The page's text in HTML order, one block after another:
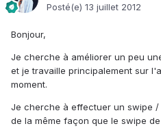
Posté(e) 13 juillet 2012
Bonjour,
Je cherche à améliorer un peu
et je travaille principalement sur
moment.
Je cherche à effectuer un swipe
de la même façon que le swipe